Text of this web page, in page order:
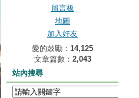
留言板
地圖
加入好友
愛的鼓勵： 14,125
文章篇數： 2,043
站內搜尋